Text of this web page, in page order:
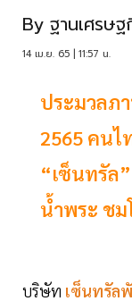
By ฐานเศรษ
14 เม.ย. 65 | 11:57 น.
ประมวลภ
2565 คนไ
“เซ็นทรัล
น้ำพระ ช
บริษัท เซ็นทรัล